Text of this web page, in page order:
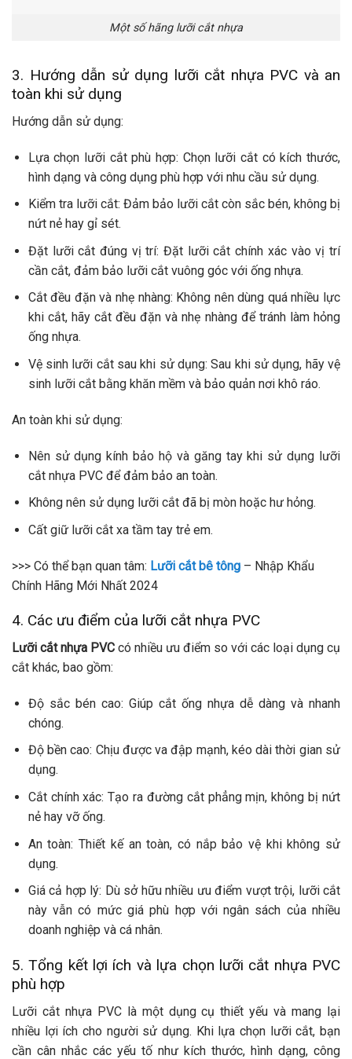
Một số hãng lưỡi cắt nhựa
3. Hướng dẫn sử dụng lưỡi cắt nhựa PVC và an
toàn khi sử dụng
Hướng dẫn sử dụng:
Lựa chọn lưỡi cắt phù hợp: Chọn lưỡi cắt có kích thước,
hình dạng và công dụng phù hợp với nhu cầu sử dụng.
Kiểm tra lưỡi cắt: Đảm bảo lưỡi cắt còn sắc bén, không bị
nứt nẻ hay gỉ sét.
Đặt lưỡi cắt đúng vị trí: Đặt lưỡi cắt chính xác vào vị trí
cần cắt, đảm bảo lưỡi cắt vuông góc với ống nhựa.
Cắt đều đặn và nhẹ nhàng: Không nên dùng quá nhiều lực
khi cắt, hãy cắt đều đặn và nhẹ nhàng để tránh làm hỏng
ống nhựa.
Vệ sinh lưỡi cắt sau khi sử dụng: Sau khi sử dụng, hãy vệ
sinh lưỡi cắt bằng khăn mềm và bảo quản nơi khô ráo.
An toàn khi sử dụng:
Nên sử dụng kính bảo hộ và găng tay khi sử dụng lưỡi
cắt nhựa PVC để đảm bảo an toàn.
Không nên sử dụng lưỡi cắt đã bị mòn hoặc hư hỏng.
Cất giữ lưỡi cắt xa tầm tay trẻ em.
>>> Có thể bạn quan tâm: Lưỡi cắt bê tông – Nhập Khẩu
Chính Hãng Mới Nhất 2024
4. Các ưu điểm của lưỡi cắt nhựa PVC
Lưỡi cắt nhựa PVC có nhiều ưu điểm so với các loại dụng cụ
cắt khác, bao gồm:
Độ sắc bén cao: Giúp cắt ống nhựa dễ dàng và nhanh
chóng.
Độ bền cao: Chịu được va đập mạnh, kéo dài thời gian sử
dụng.
Cắt chính xác: Tạo ra đường cắt phẳng mịn, không bị nứt
nẻ hay vỡ ống.
An toàn: Thiết kế an toàn, có nắp bảo vệ khi không sử
dụng.
Giá cả hợp lý: Dù sở hữu nhiều ưu điểm vượt trội, lưỡi cắt
này vẫn có mức giá phù hợp với ngân sách của nhiều
doanh nghiệp và cá nhân.
5. Tổng kết lợi ích và lựa chọn lưỡi cắt nhựa PVC
phù hợp
Lưỡi cắt nhựa PVC là một dụng cụ thiết yếu và mang lại
nhiều lợi ích cho người sử dụng. Khi lựa chọn lưỡi cắt, bạn
cần cân nhắc các yếu tố như kích thước, hình dạng, công